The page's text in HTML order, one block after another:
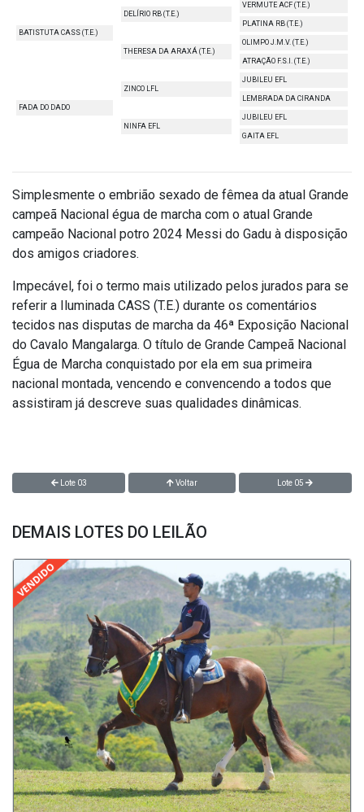
BATISTUTA CASS (T.E.)
DELÍRIO RB (T.E.)
VERMUTE ACF (T.E.)
PLATINA RB (T.E.)
THERESA DA ARAXÁ (T.E.)
OLIMPO J.M.V. (T.E.)
ATRAÇÃO F.S.I. (T.E.)
FADA DO DADO
ZINCO LFL
JUBILEU EFL
LEMBRADA DA CIRANDA
NINFA EFL
JUBILEU EFL
GAITA EFL
Simplesmente o embrião sexado de fêmea da atual Grande
campeã Nacional égua de marcha com o atual Grande
campeão Nacional potro 2024 Messi do Gadu à disposição
dos amigos criadores.
Impecável, foi o termo mais utilizado pelos jurados para se
referir a Iluminada CASS (T.E.) durante os comentários
tecidos nas disputas de marcha da 46ª Exposição Nacional
do Cavalo Mangalarga. O título de Grande Campeã Nacional
Égua de Marcha conquistado por ela em sua primeira
nacional montada, vencendo e convencendo a todos que
assistiram já descreve suas qualidades dinâmicas.
Lote 03 Voltar Lote 05
DEMAIS LOTES DO LEILÃO